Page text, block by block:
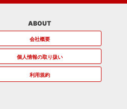
ABOUT
会社概要
個人情報の取り扱い
利用規約